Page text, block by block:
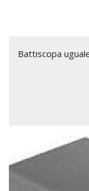
Battiscopa